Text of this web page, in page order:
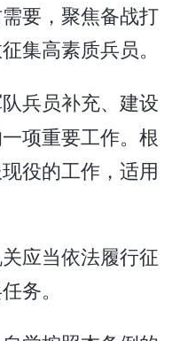
要，聚焦备战打
集高素质兵员。
兵员补充、建设
项重要工作。根
役的工作，适用
应当依法履行征
务。